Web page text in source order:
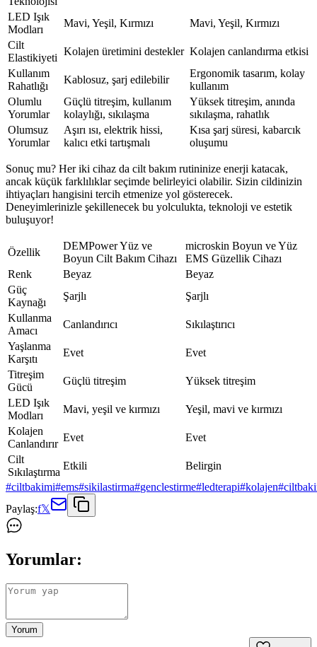
LED Işık
Modları
Mavi, Yeşil, Kırmızı
Mavi, Yeşil, Kırmızı
Cilt
Elastikiyeti
Kolajen üretimini destekler Kolajen canlandırma etkisi
Kullanım
Rahatlığı
Kablosuz, şarj edilebilir
Ergonomik tasarım, kolay
kullanım
Olumlu
Yorumlar
Güçlü titreşim, kullanım
kolaylığı, sıkılaşma
Yüksek titreşim, anında
sıkılaşma, rahatlık
Olumsuz
Yorumlar
Aşırı ısı, elektrik hissi,
kalıcı etki tartışmalı
Kısa şarj süresi, kabarcık
oluşumu
Sonuç mu? Her iki cihaz da cilt bakım rutininize enerji katacak,
ancak küçük farklılıklar seçimde belirleyici olabilir. Sizin cildinizin
ihtiyaçları hangisini tercih etmenize yol gösterecek.
Deneyimlerinizle şekillenecek bu yolculukta, teknoloji ve estetik
buluşuyor!
Özellik
DEMPower Yüz ve
Boyun Cilt Bakım Cihazı
microskin Boyun ve Yüz
EMS Güzellik Cihazı
Renk
Beyaz
Beyaz
Güç
Kaynağı
Şarjlı
Şarjlı
Kullanma
Amacı
Canlandırıcı
Sıkılaştırıcı
Yaşlanma
Karşıtı
Evet
Evet
Titreşim
Gücü
Güçlü titreşim
Yüksek titreşim
LED Işık
Modları
Mavi, yeşil ve kırmızı
Yeşil, mavi ve kırmızı
Kolajen
Canlandırır
Evet
Evet
Cilt
Sıkılaştırma
Etkili
Belirgin
#ciltbakimi#ems#sikilastirma#genclestirme#ledterapi#kolajen#
Paylaş:f𝕏
Yorumlar:
Yorum